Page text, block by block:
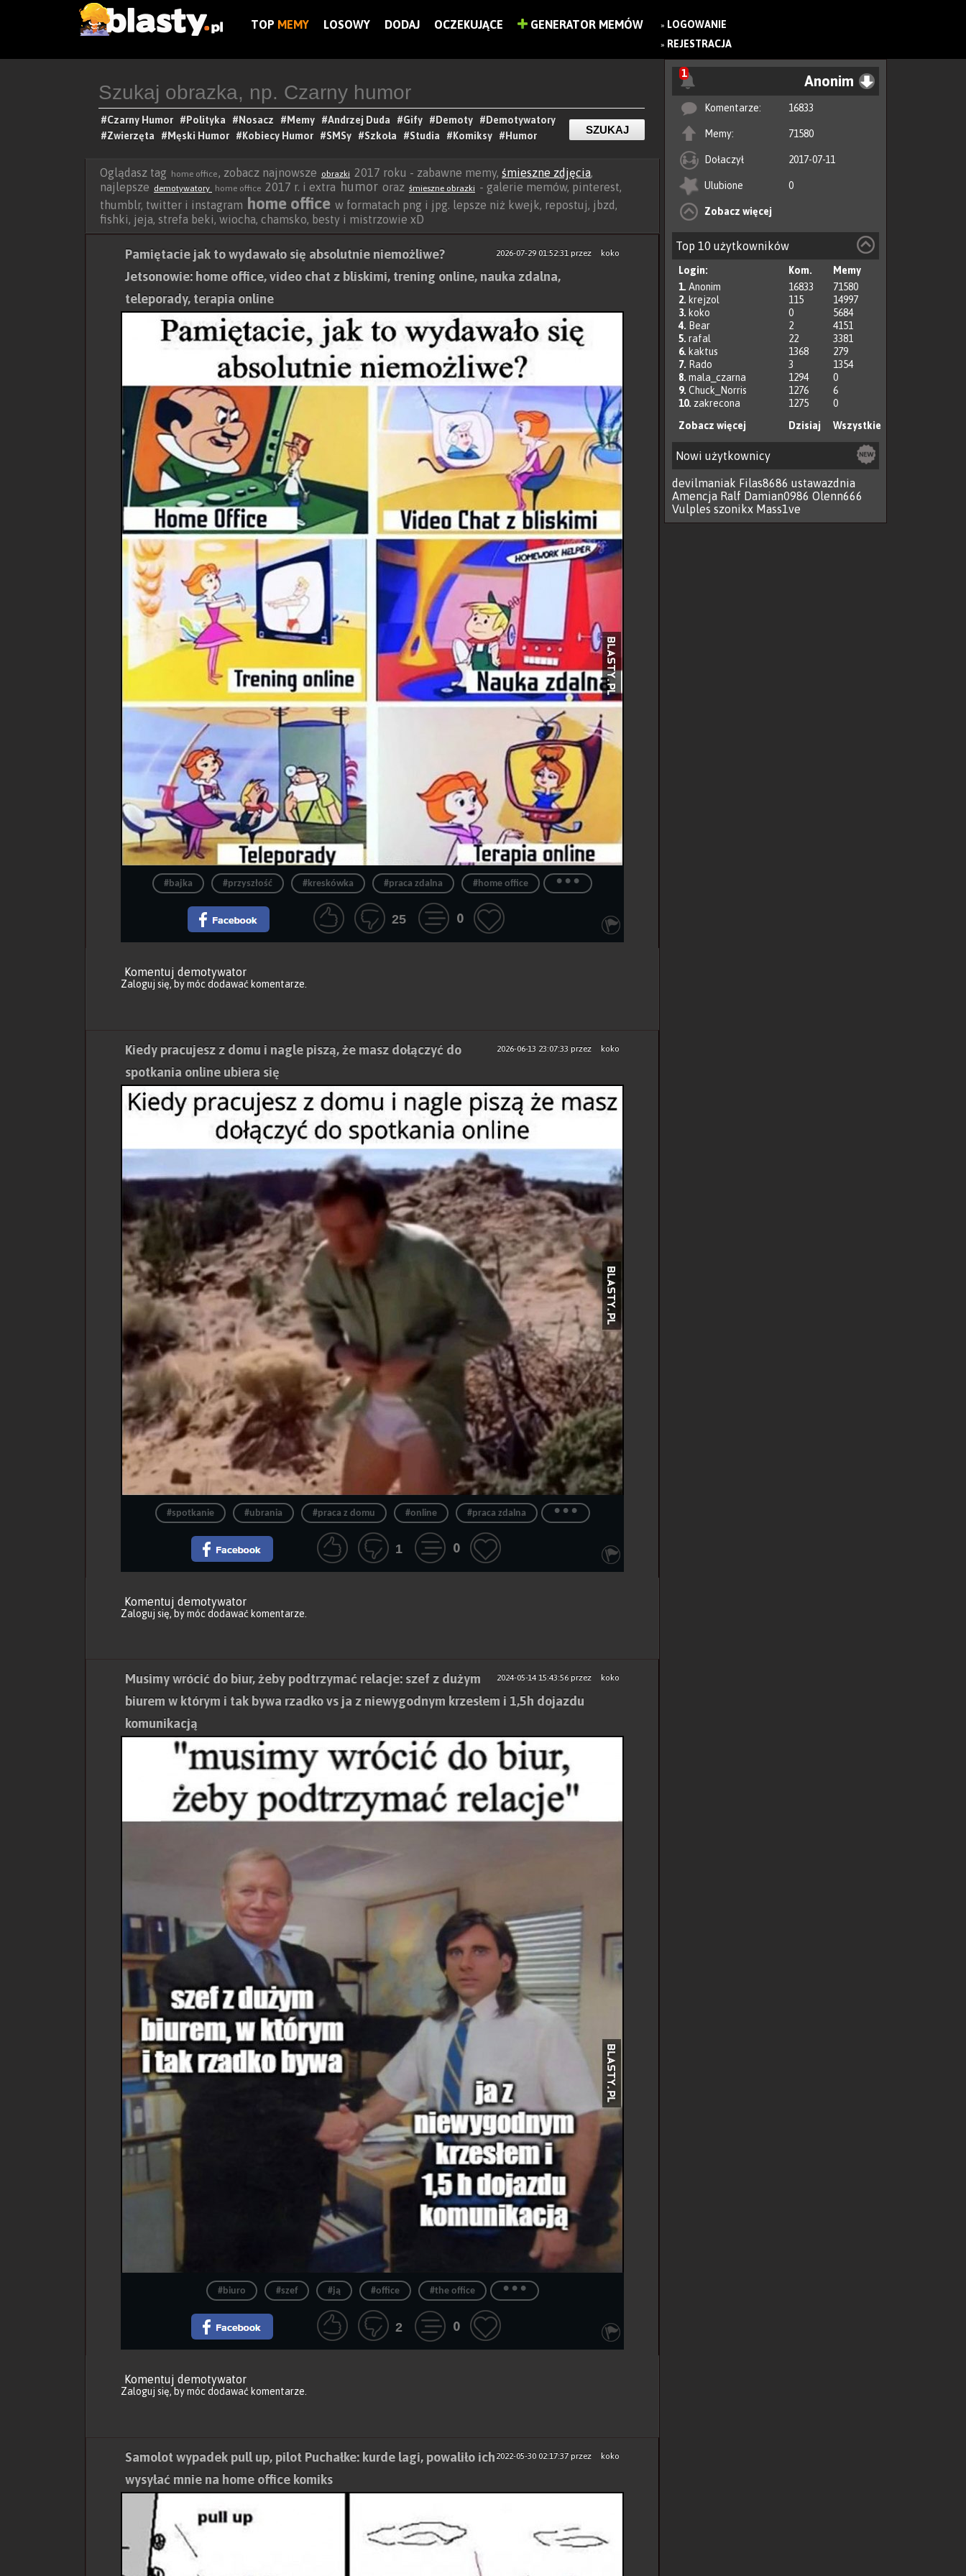
TOP MEMY LOSOWY DODAJ OCZEKUJĄCE GENERATOR MEMÓW » LOGOWANIE
» REJESTRACJA
1 Anonim
Komentarze: 16833
Memy: 71580
Dołaczył 2017-07-11
Ulubione 0
Zobacz więcej
Top 10 użytkowników
Login: Kom.
Memy
1. Anonim 16833
71580
2. krejzol 115
14997
3. koko 0
5684
4. Bear 2
4151
5. rafal 22
3381
6. kaktus 1368
279
7. Rado 3
1354
8. mala_czarna 1294
0
9. Chuck_Norris 1276
6
10. zakrecona 1275
0
Zobacz więcej
Dzisiaj Wszystkie
Nowi użytkownicy
devilmaniak Filas8686 ustawazdnia
Amencja Ralf Damian0986 Olenn666
Vulples szonikx Mass1ve
#Czarny Humor #Polityka #Nosacz #Memy #Andrzej Duda #Gify #Demoty
#Demotywatory
#Zwierzęta
#Męski Humor #Kobiecy Humor #SMSy #Szkoła #Studia #Komiksy #Humor
Oglądasz tag home office, zobacz najnowsze obrazki 2017 roku - zabawne memy, śmieszne zdjęcia,
najlepsze demotywatory home office 2017 r. i extra humor oraz śmieszne obrazki - galerie memów, pinterest,
thumblr, twitter i instagram home office w formatach png i jpg. lepsze niż kwejk, repostuj, jbzd,
fishki, jeja, strefa beki, wiocha, chamsko, besty i mistrzowie xD
2026-07-29 01:52:31przez koko
Pamiętacie jak to wydawało się absolutnie niemożliwe?
Jetsonowie: home office, video chat z bliskimi, trening online, nauka zdalna,
teleporady, terapia online
#bajka #przyszłość #kreskówka #praca zdalna #home office ...
25 0
Komentuj demotywator
Zaloguj się, by móc dodawać komentarze.
2026-06-13 23:07:33 przez koko
Kiedy pracujesz z domu i nagle piszą, że masz dołączyć do
spotkania online ubiera się
#spotkanie #ubrania #praca z domu #online #praca zdalna ...
1 0
Komentuj demotywator
Zaloguj się, by móc dodawać komentarze.
2024-05-14 15:43:56przez koko
Musimy wrócić do biur, żeby podtrzymać relacje: szef z dużym
biurem w którym i tak bywa rzadko vs ja z niewygodnym krzesłem i 1,5h dojazdu
komunikacją
#biuro #szef #ją #office #the office ...
2 0
Komentuj demotywator
Zaloguj się, by móc dodawać komentarze.
2022-05-30 02:17:37przez koko
Samolot wypadek pull up, pilot Puchałke: kurde lagi, powaliło ich
wysyłać mnie na home office komiks